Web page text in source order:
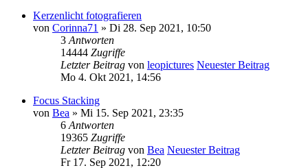
Kerzenlicht fotografieren
von Corinna71 » Di 28. Sep 2021, 10:50
3 Antworten
14444 Zugriffe
Letzter Beitrag von leopictures Neuester Beitrag
Mo 4. Okt 2021, 14:56
Focus Stacking
von Bea » Mi 15. Sep 2021, 23:35
6 Antworten
19365 Zugriffe
Letzter Beitrag von Bea Neuester Beitrag
Fr 17. Sep 2021, 12:20